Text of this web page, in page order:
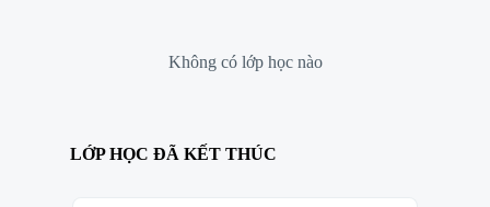
Không có lớp học nào
LỚP HỌC ĐÃ KẾT THÚC